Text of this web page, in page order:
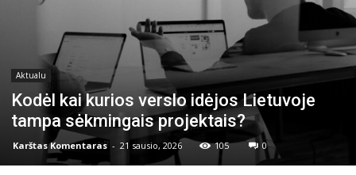
Aktualu
Kodėl kai kurios verslo idėjos Lietuvoje
tampa sėkmingais projektais?
Karštas Komentaras - 21 sausio, 2026 105 0